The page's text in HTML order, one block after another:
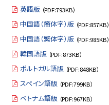
英語版 （PDF:793KB）
中国語（簡体字）版 （PDF:857KB）
中国語（繁体字）版 （PDF:985KB）
韓国語版 （PDF:873KB）
ポルトガル語版 （PDF:848KB）
スペイン語版 （PDF:799KB）
ベトナム語版 （PDF:967KB）